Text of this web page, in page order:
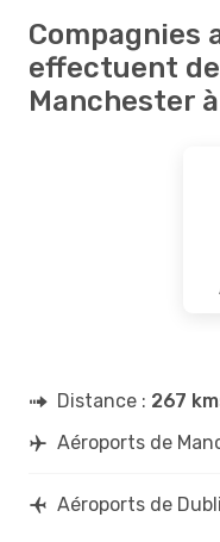
Compagnies
effectuent
Manchester
Distance : 267
Aéroports de
Aéroports de